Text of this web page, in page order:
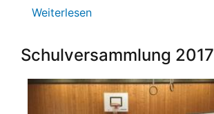
Weiterlesen
2017
Schulversammlung 2017